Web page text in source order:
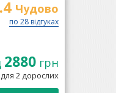
Чудово
по 28 відгуках
2880грн
для 2 дорослих